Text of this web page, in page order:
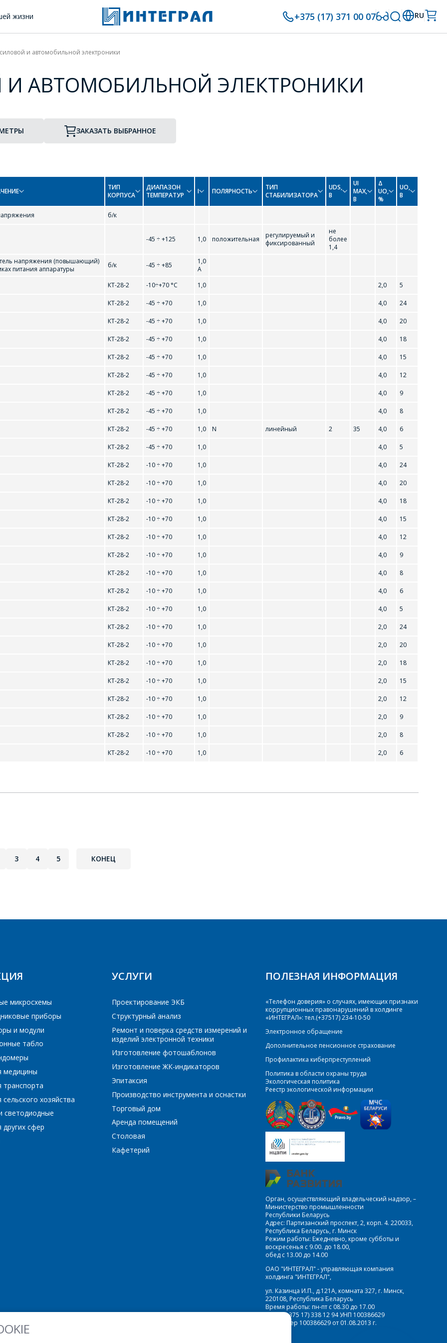
жизни +375 (17) 371 00 07 RU
и автомобильной электроники
АВТОМОБИЛЬНОЙ ЭЛЕКТРОНИКИ
78F09C 78F12C
78M05
78M12
AP1501-ADJT5
KIA7039
LD1117AS18TR
LD1117AS50TR
LM2576 – 12
LM2576S-3.3
LM2596 – 5.0
LM2596S-ADJ
ЗАКАЗАТЬ ВЫБРАННОЕ
ПРОДОЛЖИТЬ ПОКУПКИ
ТИП
КОРПУСА
ДИАПАЗОН
ТЕМПЕРАТУР
I ПОЛЯРНОСТЬ
ТИП
СТАБИЛИЗАТОРА
UDS,
В
UI
MAX,
В
Δ
UO,
%
UO,
В
б/к
-45 ÷ +125 1,0 положительная
регулируемый и
фиксированный
не
более
1,4
напряжения (повышающий)
питания аппаратуры
б/к -45 ÷ +85
1,0
А
КТ-28-2 -10÷+70 °С 1,0 2,0 5
КТ-28-2 -45 ÷ +70 1,0 4,0 24
КТ-28-2 -45 ÷ +70 1,0 4,0 20
КТ-28-2 -45 ÷ +70 1,0 4,0 18
КТ-28-2 -45 ÷ +70 1,0 4,0 15
КТ-28-2 -45 ÷ +70 1,0 4,0 12
КТ-28-2 -45 ÷ +70 1,0 4,0 9
КТ-28-2 -45 ÷ +70 1,0 4,0 8
КТ-28-2 -45 ÷ +70 1,0 N линейный 2 35 4,0 6
КТ-28-2 -45 ÷ +70 1,0 4,0 5
КТ-28-2 -10 ÷ +70 1,0 4,0 24
КТ-28-2 -10 ÷ +70 1,0 4,0 20
КТ-28-2 -10 ÷ +70 1,0 4,0 18
КТ-28-2 -10 ÷ +70 1,0 4,0 15
КТ-28-2 -10 ÷ +70 1,0 4,0 12
КТ-28-2 -10 ÷ +70 1,0 4,0 9
КТ-28-2 -10 ÷ +70 1,0 4,0 8
КТ-28-2 -10 ÷ +70 1,0 4,0 6
КТ-28-2 -10 ÷ +70 1,0 4,0 5
КТ-28-2 -10 ÷ +70 1,0 2,0 24
КТ-28-2 -10 ÷ +70 1,0 2,0 20
КТ-28-2 -10 ÷ +70 1,0 2,0 18
КТ-28-2 -10 ÷ +70 1,0 2,0 15
КТ-28-2 -10 ÷ +70 1,0 2,0 12
КТ-28-2 -10 ÷ +70 1,0 2,0 9
КТ-28-2 -10 ÷ +70 1,0 2,0 8
КТ-28-2 -10 ÷ +70 1,0 2,0 6
3 4 5 КОНЕЦ
микросхемы
приборы
и модули
табло
медицины
транспорта
хозяйства
светодиодные
других сфер
УСЛУГИ
Проектирование ЭКБ
Структурный анализ
Ремонт и поверка средств измерений и
изделий электронной техники
Изготовление фотошаблонов
Изготовление ЖК-индикаторов
Эпитаксия
Производство инструмента и оснастки
Торговый дом
Аренда помещений
Столовая
Кафетерий
ПОЛЕЗНАЯ ИНФОРМАЦИЯ
«Телефон доверия» о случаях, имеющих признаки
коррупционных правонарушений в холдинге
«ИНТЕГРАЛ»: тел.(+37517) 234-10-50
Электронное обращение
Дополнительное пенсионное страхование
Профилактика киберпреступлений
Политика в области охраны труда
Экологическая политика
Реестр экологической информации
Орган, осуществляющий владельческий надзор, –
Министерство промышленности
Республики Беларусь
Адрес: Партизанский проспект, 2, корп. 4. 220033,
Республика Беларусь, г. Минск
Режим работы: Ежедневно, кроме субботы и
воскресенья с 9.00. до 18.00,
обед с 13.00 до 14.00
ОАО "ИНТЕГРАЛ" - управляющая компания
холдинга "ИНТЕГРАЛ",
ул. Казинца И.П., д.121А, комната 327, г. Минск,
220108, Республика Беларусь
Время работы: пн-пт с 08.30 до 17.00
Факс: (+375 17) 338 12 94 УНП 100386629
Рег. номер 100386629 от 01.08.2013 г.
ОФОРМИТЬ ЗАКАЗ
Продажи физическим лицам осуществляются в ТД
Укажите интересующее Вас изделие, и сотрудники
компании свяжутся с Вами по вопросам стоимости и
Интересующий товар/услуга, их количество *
*- обязательные поля
ЗАДАТЬ ВОПРОС
СОТРУДНИКИ КОМПАНИИ С РАДОСТЬЮ
ОТВЕТЯТ НА ВАШИ ВОПРОСЫ
ОТПРАВИТЬ